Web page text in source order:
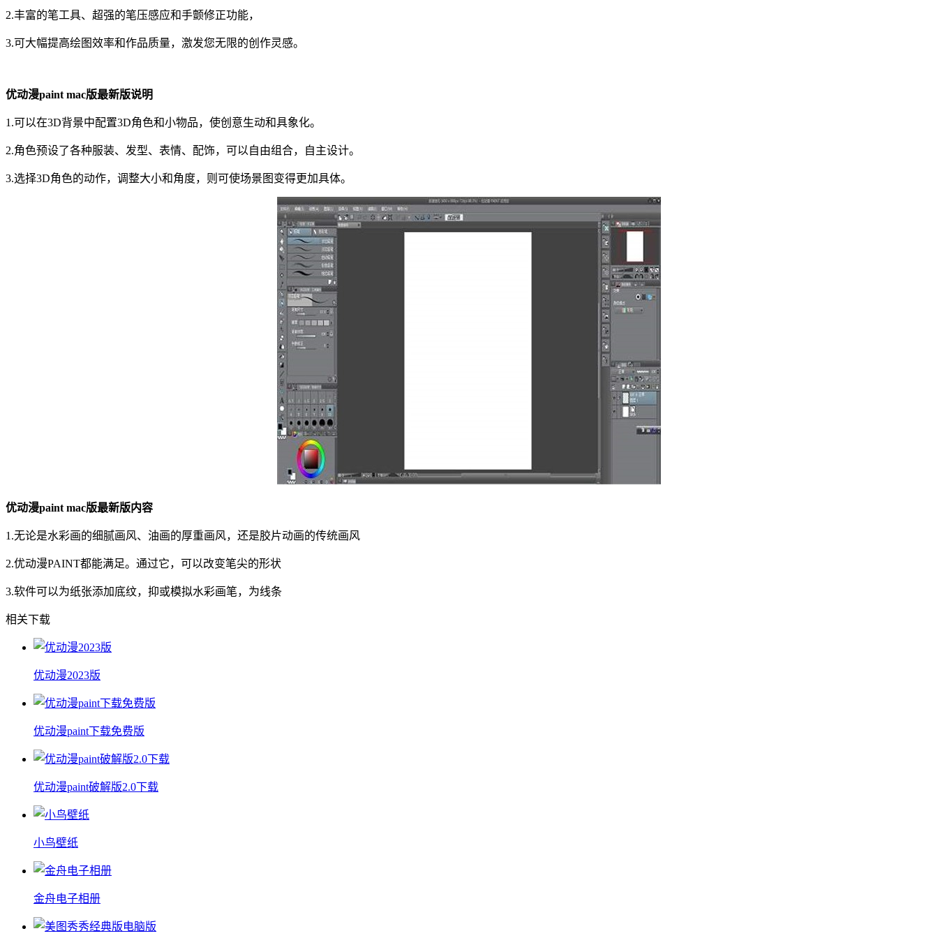
2.丰富的笔工具、超强的笔压感应和手颤修正功能，
3.可大幅提高绘图效率和作品质量，激发您无限的创作灵感。
优动漫paint mac版最新版说明
1.可以在3D背景中配置3D角色和小物品，使创意生动和具象化。
2.角色预设了各种服装、发型、表情、配饰，可以自由组合，自主设计。
3.选择3D角色的动作，调整大小和角度，则可使场景图变得更加具体。
优动漫paint mac版最新版内容
1.无论是水彩画的细腻画风、油画的厚重画风，还是胶片动画的传统画风
2.优动漫PAINT都能满足。通过它，可以改变笔尖的形状
3.软件可以为纸张添加底纹，抑或模拟水彩画笔，为线条
相关下载
优动漫2023版
优动漫paint下载免费版
优动漫paint破解版2.0下载
小鸟壁纸
金舟电子相册